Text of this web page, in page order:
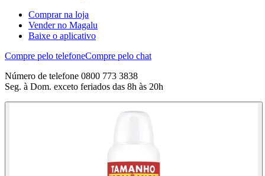
Comprar na loja
Vender no Magalu
Baixe o aplicativo
Compre pelo telefoneCompre pelo chat
Número de telefone 0800 773 3838
Seg. à Dom. exceto feriados das 8h às 20h